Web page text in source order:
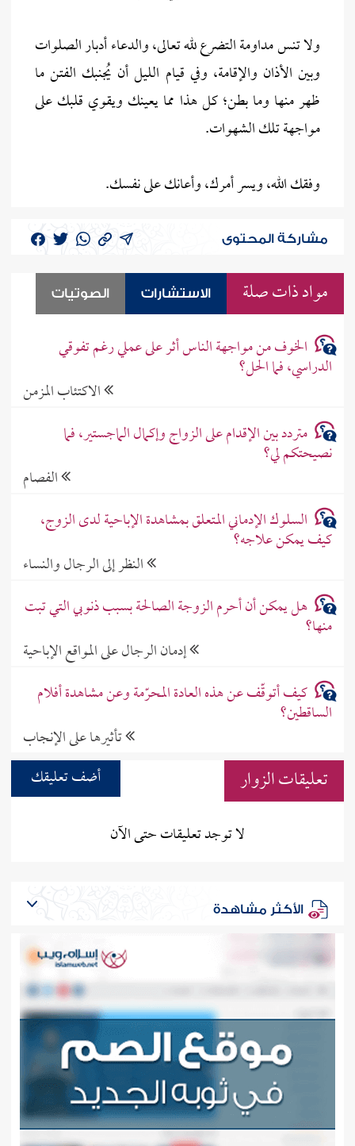
ولا تنس مداومة التضرع لله تعالى، والدعاء أدبار الصلوات
وبين الأذان والإقامة، وفي قيام الليل أن يُجنبك الفتن ما
ظهر منها وما بطن؛ كل هذا مما يعينك ويقوي قلبك على
مواجهة تلك الشهوات.
وفقك الله، ويسر أمرك، وأعانك على نفسك.
مشاركة المحتوى
مواد ذات صلة الاستشارات الصوتيات
الخوف من مواجهة الناس أثر على عملي رغم تفوقي
الدراسي، فما الحل؟
الاكتئاب المزمن
متردد بين الإقدام على الزواج وإكمال الماجستير، فما
نصيحتكم لي؟
الفصام
السلوك الإدماني المتعلق بمشاهدة الإباحية لدى الزوج،
كيف يمكن علاجه؟
النظر إلى الرجال والنساء
هل يمكن أن أحرم الزوجة الصالحة بسبب ذنوبي التي تبت
منها؟
إدمان الرجال على المواقع الإباحية
كيف أتوقّف عن هذه العادة المحرّمة وعن مشاهدة أفلام
الساقطين؟
تأثيرها على الإنجاب
تعليقات الزوار
أضف تعليقك
لا توجد تعليقات حتى الآن
الأكثر مشاهدة